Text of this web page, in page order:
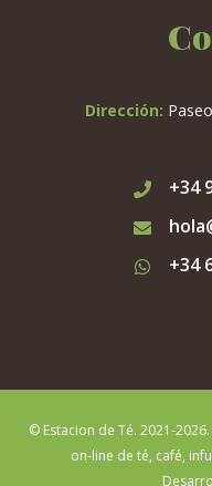
Dirección:
+34
+34
© Estacion de Té. 2021-
on-line de té, café,